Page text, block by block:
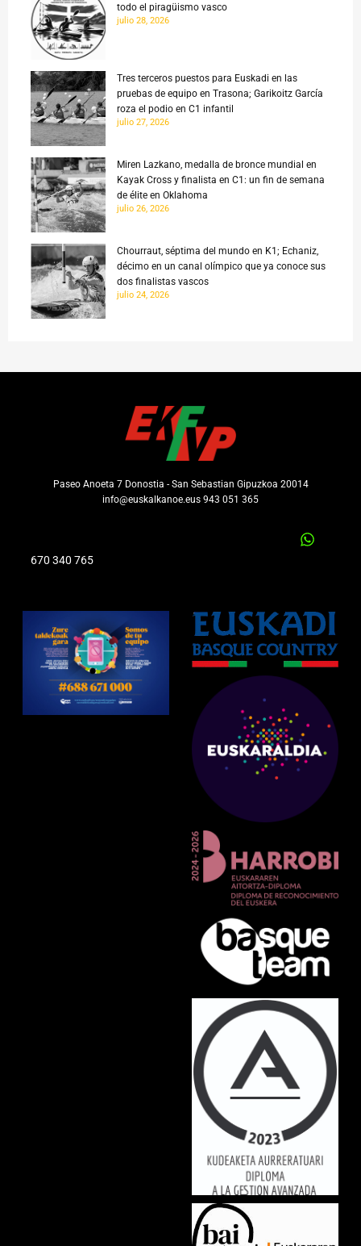
todo el piragüismo vasco
julio 28, 2026
Tres terceros puestos para Euskadi en las
pruebas de equipo en Trasona; Garikoitz García
roza el podio en C1 infantil
julio 27, 2026
Miren Lazkano, medalla de bronce mundial en
Kayak Cross y finalista en C1: un fin de semana
de élite en Oklahoma
julio 26, 2026
Chourraut, séptima del mundo en K1; Echaniz,
décimo en un canal olímpico que ya conoce sus
dos finalistas vascos
julio 24, 2026
Paseo Anoeta 7 Donostia - San Sebastian Gipuzkoa 20014
info@euskalkanoe.eus 943 051 365
670 340 765